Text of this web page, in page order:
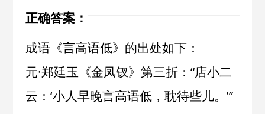
正确答案：
成语《言高语低》的出处如下：
元·郑廷玉《金凤钗》第三折：“店小二
云：‘小人早晚言高语低，耽待些儿。’”